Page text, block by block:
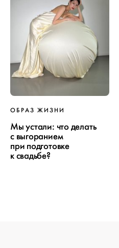
ОБРАЗ ЖИЗНИ
Мы устали: что делать
с выгоранием
при подготовке
к свадьбе?
ПРОЕКТ
СВАДЬБЫ